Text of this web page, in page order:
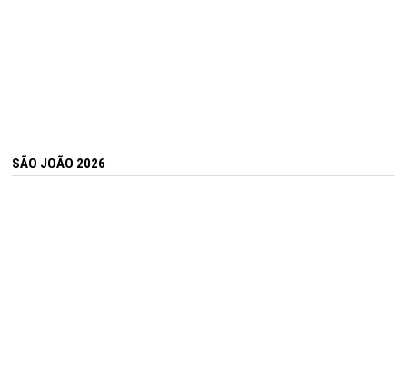
SÃO JOÃO 2026